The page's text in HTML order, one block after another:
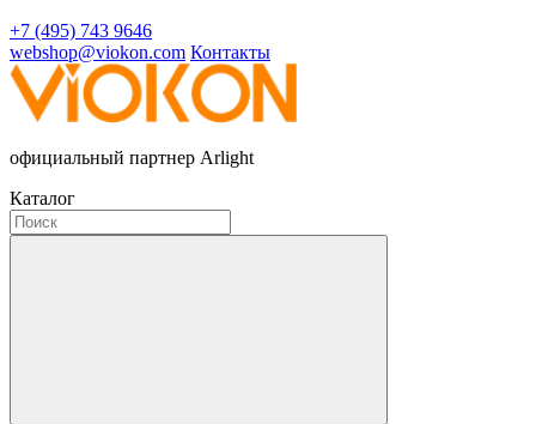
+7 (495) 743 9646
webshop@viokon.com Контакты
официальный партнер Arlight
Каталог